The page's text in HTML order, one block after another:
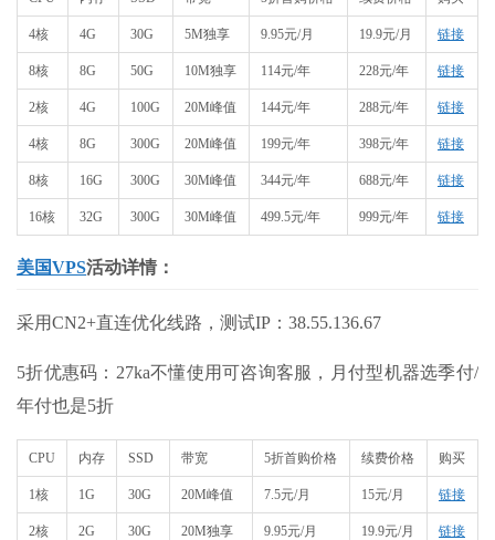
4核 4G 30G 5M独享 9.95元/月 19.9元/月 链接
8核 8G 50G 10M独享 114元/年 228元/年 链接
2核 4G 100G 20M峰值 144元/年 288元/年 链接
4核 8G 300G 20M峰值 199元/年 398元/年 链接
8核 16G 300G 30M峰值 344元/年 688元/年 链接
16核 32G 300G 30M峰值 499.5元/年 999元/年 链接
美国VPS活动详情：
采用CN2+直连优化线路，测试IP：38.55.136.67
5折优惠码：27ka不懂使用可咨询客服，月付型机器选季付/
年付也是5折
CPU 内存 SSD 带宽 5折首购价格 续费价格 购买
1核 1G 30G 20M峰值 7.5元/月 15元/月 链接
2核 2G 30G 20M独享 9.95元/月 19.9元/月 链接